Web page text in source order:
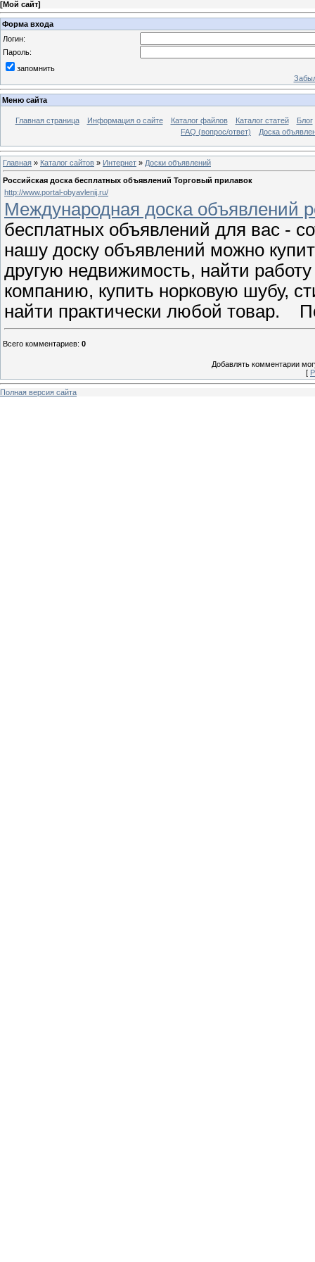
[Мой сайт]
Форма входа
Логин:
Пароль:
запомнить
Меню сайта
Главная страница Информация о сайте Каталог файлов Каталог статей
Блог
FAQ (вопрос/ответ)
Доска
Главная » Каталог сайтов » Интернет » Доски объявлений
Российская доска бесплатных объявлений Торговый прилавок
http://www.portal-obyavlenij.ru/
Международная доска объявлений
бесплатных объявлений для вас -
нашу доску объявлений можно
другую недвижимость, найти
компанию, купить норковую шубу,
найти практически любой товар.
Всего комментариев: 0
Добавлять комментарии
[
Полная версия сайта